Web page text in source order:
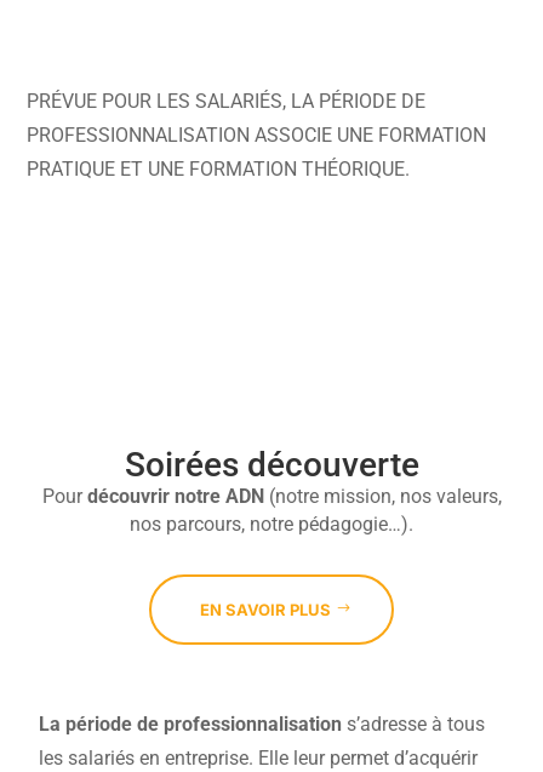
PRÉVUE POUR LES SALARIÉS, LA PÉRIODE DE
PROFESSIONNALISATION ASSOCIE UNE FORMATION
PRATIQUE ET UNE FORMATION THÉORIQUE.
Soirées découverte
Pourdécouvrir notre ADN(notre mission, nos valeurs,
nos parcours, notre pédagogie…).
EN SAVOIR PLUS
La période de professionnalisation s’adresse à tous
les salariés en entreprise. Elle leur permet d’acquérir